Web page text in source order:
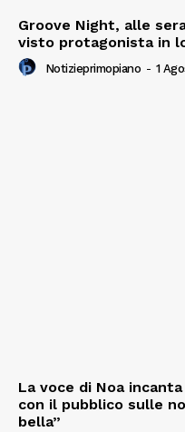
Groove Night, alle
visto protagonista in
Notizieprimopiano - 1
La voce di Noa
con il pubblico sulle
bella”